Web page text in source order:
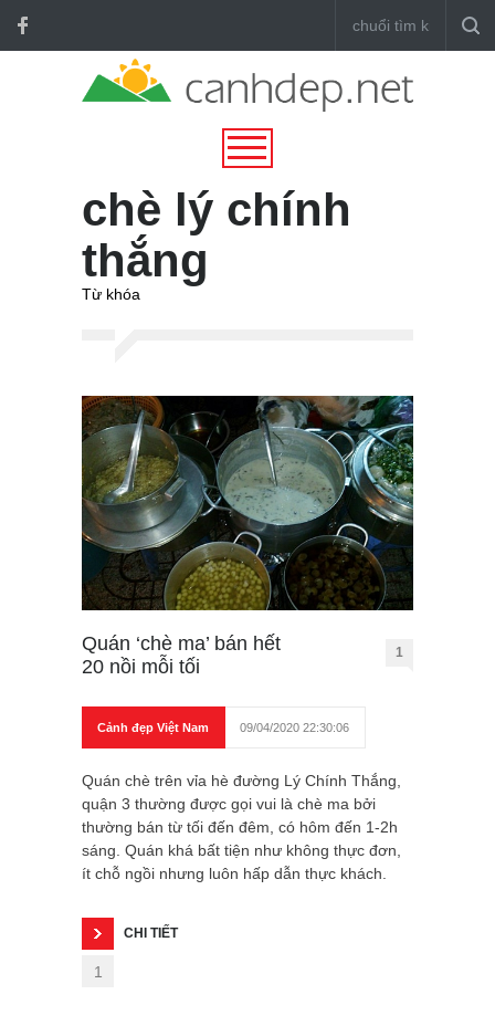
chè lý chính
thắng
Từ khóa
Quán ‘chè ma’ bán hết
20 nồi mỗi tối
1
Cảnh đẹp Việt Nam 09/04/2020 22:30:06
Quán chè trên vỉa hè đường Lý Chính Thắng,
quận 3 thường được gọi vui là chè ma bởi
thường bán từ tối đến đêm, có hôm đến 1-2h
sáng. Quán khá bất tiện như không thực đơn,
ít chỗ ngồi nhưng luôn hấp dẫn thực khách.
CHI TIẾT
1